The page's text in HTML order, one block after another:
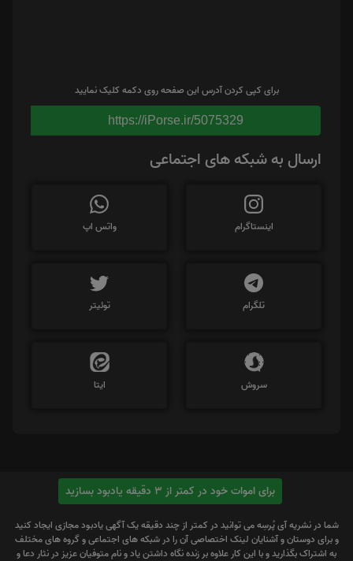
برای کپی کردن آدرس این صفحه روی دکمه کلیک نمایید
https://iPorse.ir/5075329
ارسال به شبکه های اجتماعی
اینستاگرام واتس اپ
تلگرام توئیتر
سروش ایتا
برای اموات خود در کمتر از 3 دقیقه یادبود بسازید
شما در نشریه آی پُرسِه می توانید در کمتر از چند دقیقه یک آگهی یادبود مجازی ایجاد کنید
و برای دوستان و آشنایان لینک اختصاصی آن را در شبکه های اجتماعی و گروه های مختلف
به اشتراک بگذارید و با این کار علاوه بر زنده نگاه داشتن یاد و نام متوفیان عزیز در نثار دعا و